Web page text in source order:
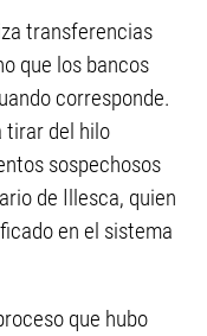
transferencias
que los bancos
corresponde.
tirar del hilo
sospechosos
de Illesca, quien
en el sistema
que hubo